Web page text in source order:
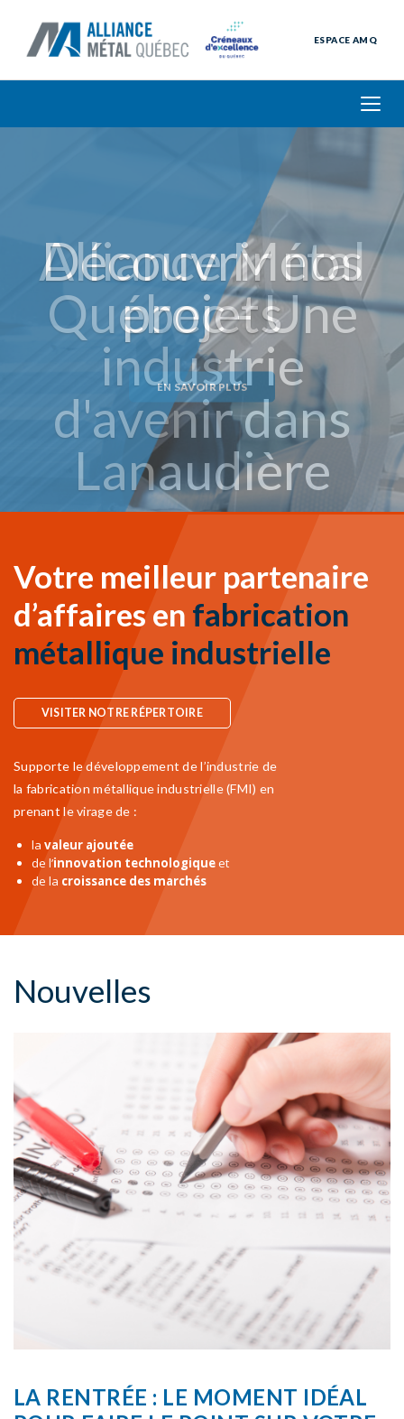
ESPACE AMQ
Découvrir nos
projets
EN SAVOIR PLUS
Votre meilleur partenaire
d’affaires en fabrication
métallique industrielle
VISITER NOTRE RÉPERTOIRE
Supporte le développement de l’industrie de
la fabrication métallique industrielle (FMI) en
prenant le virage de :
la valeur ajoutée
de l’innovation technologiqueet
de la croissance des marchés
Nouvelles
LA RENTRÉE : LE MOMENT IDÉAL